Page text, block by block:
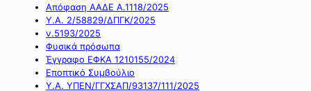
Απόφαση ΑΑΔΕ Α.1118/2025
Υ.Α. 2/58829/ΔΠΓΚ/2025
ν.5193/2025
Φυσικά πρόσωπα
Έγγραφο ΕΦΚΑ 1210155/2024
Εποπτικό Συμβούλιο
Υ.Α. ΥΠΕΝ/ΓΓΧΣΑΠ/93137/111/2025